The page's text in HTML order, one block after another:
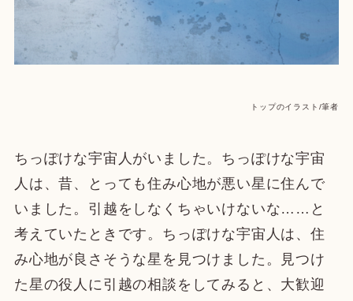
トップのイラスト/筆者
ちっぽけな宇宙人がいました。ちっぽけな宇宙
人は、昔、とっても住み心地が悪い星に住んで
いました。引越をしなくちゃいけないな……と
考えていたときです。ちっぽけな宇宙人は、住
み心地が良さそうな星を見つけました。見つけ
た星の役人に引越の相談をしてみると、大歓迎